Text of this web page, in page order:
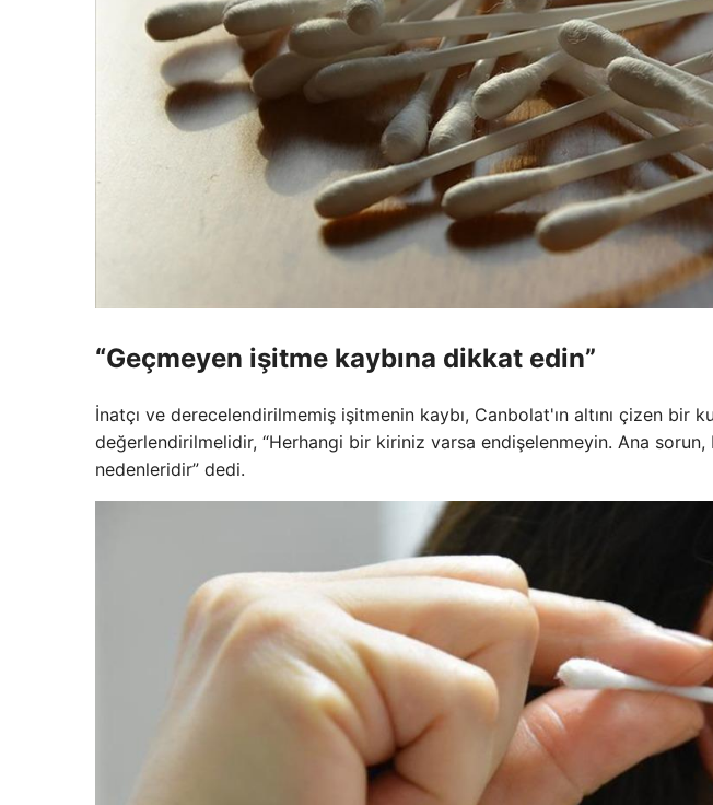
“Geçmeyen işitme kaybına dikkat edin”
İnatçı ve derecelendirilmemiş işitmenin kaybı, Canbolat'ın altını çizen bir
değerlendirilmelidir, “Herhangi bir kiriniz varsa endişelenmeyin. Ana sorun,
nedenleridir” dedi.